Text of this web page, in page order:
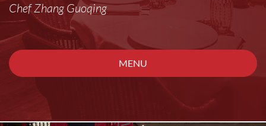
Chef Zhang Guoqing
MENU